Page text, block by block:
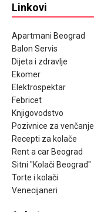
Linkovi
Apartmani Beograd
Balon Servis
Dijeta i zdravlje
Ekomer
Elektrospektar
Febricet
Knjigovodstvo
Pozivnice za venčanje
Recepti za kolače
Rent a car Beograd
Sitni "Kolači Beograd"
Torte i kolači
Venecijaneri